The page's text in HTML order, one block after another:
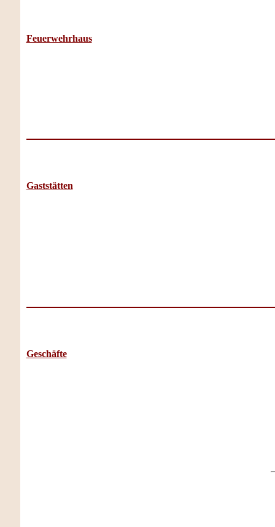
Feuerwehrhaus
Gaststätten
Geschäfte